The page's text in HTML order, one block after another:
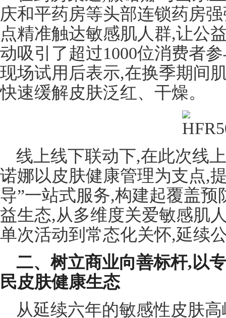
庆和平药房等头部连锁药房
点精准触达敏感肌人群,让公
动吸引了超过1000位消费者
现场试用后表示,在换季期间
快速缓解皮肤泛红、干燥。
线上线下联动下,在此次线
诺娜以皮肤健康管理为支点,
导”一站式服务,构建起覆盖
益生态,从多维度关爱敏感肌
单次活动到常态化关怀,延续
二、树立商业向善标杆,以
民皮肤健康生态
从延续六年的敏感性皮肤